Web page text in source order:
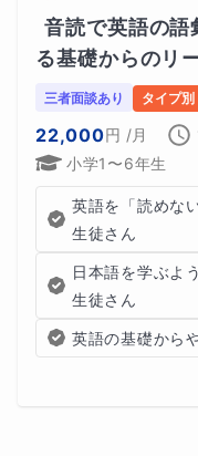
音読で英語の語
る基礎からのリ
三者面談あり タイプ別
22,000円 /月
小学1〜6年生
英語を「読めな
生徒さん
日本語を学ぶよ
生徒さん
英語の基礎から